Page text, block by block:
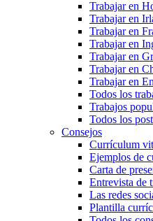
Trabajar en
Trabajar en
Trabajar en
Trabajar en
Trabajar en
Trabajar en
Trabajar en
Todos los
Trabajos
Todos los
Consejos
Currículum
Ejemplos de
Carta de
Entrevista de
Las redes
Plantilla